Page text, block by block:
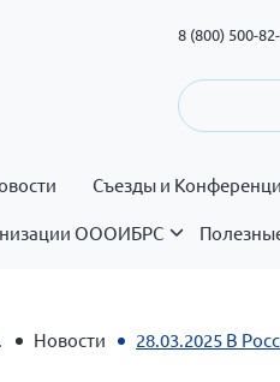
8 (800) 500-
Съезды и
ОООИБРС
Новости 28.03.2025 В